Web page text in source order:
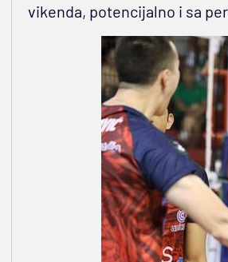
vikenda, potencijalno i sa